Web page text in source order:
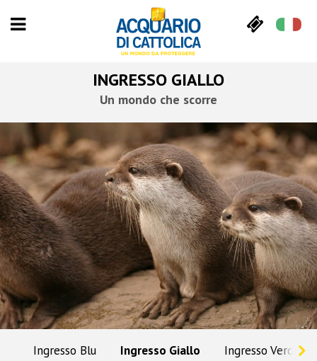
INGRESSO GIALLO
Un mondo che scorre
Ingresso Blu Ingresso Giallo Ingresso Verde